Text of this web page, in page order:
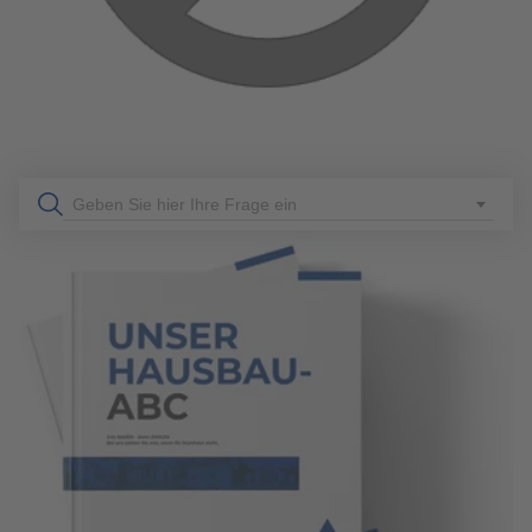
Altersvorsorge. Erfahren Sie mehr über Gestaltungsoptionen
und planen Sie Ihr Traumhaus mit uns!
Geben Sie hier Ihre Frage ein